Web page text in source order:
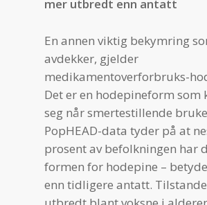
mer utbredt enn antatt
En annen viktig bekymring
avdekker, gjelder
medikamentoverforbruks-
Det er en hodepineform som
seg når smertestillende
PopHEAD-data tyder på at
prosent av befolkningen har
formen for hodepine –
enn tidligere antatt.